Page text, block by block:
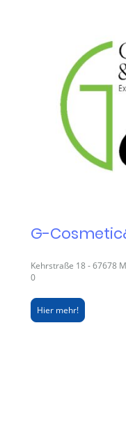
G-
Kehrstraße 18 -
0 info@g-
Hier mehr!